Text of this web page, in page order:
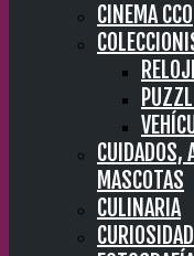
CINEMA CC0
CUIDADOS,
MASCOTAS
CULINARIA